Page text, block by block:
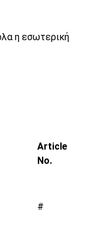
η εσωτερική
Article
No.
#